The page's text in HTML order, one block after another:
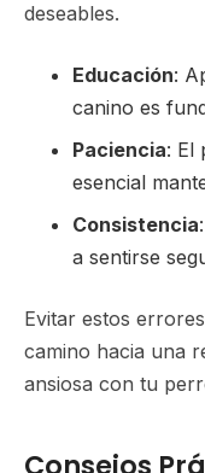
deseables.
Educación:
canino es
Paciencia: El
esencial
Consistencia
a sentirse
Evitar estos
camino hacia una
ansiosa con tu